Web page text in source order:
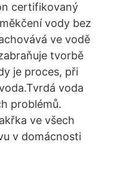
certifikovaný
vody bez
ve vodě
tvorbě
je proces, při
voda
problémů.
ve všech
v domácnosti